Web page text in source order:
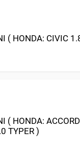
( HONDA: CIVIC
( HONDA:
TYPER )